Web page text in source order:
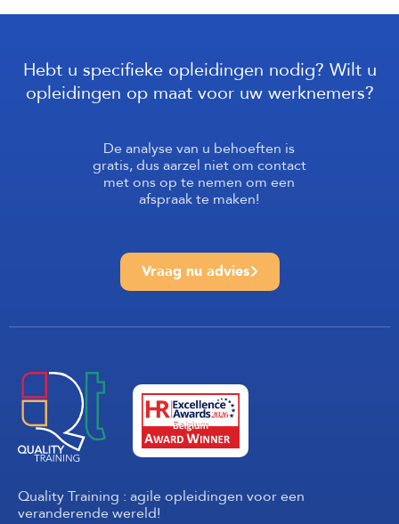
Hebt u specifieke opleidingen nodig? Wilt u
opleidingen op maat voor uw werknemers?
De analyse van u behoeften is
gratis, dus aarzel niet om contact
met ons op te nemen om een
afspraak te maken!
Vraag nu advies
Quality Training : agile opleidingen voor een
veranderende wereld!